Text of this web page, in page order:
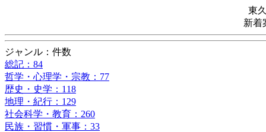
東
新着
ジャンル：件数
総記：84
哲学・心理学・宗教：77
歴史・史学：118
地理・紀行：129
社会科学・教育：260
民族・習慣・軍事：33